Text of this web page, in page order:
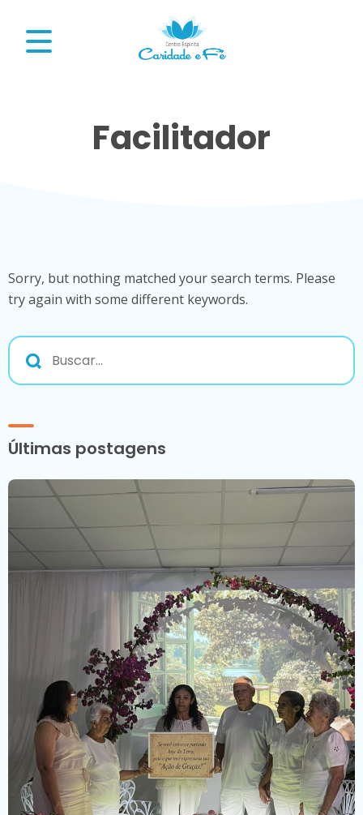
Facilitador
Sorry, but nothing matched your search terms. Please
try again with some different keywords.
Últimas postagens